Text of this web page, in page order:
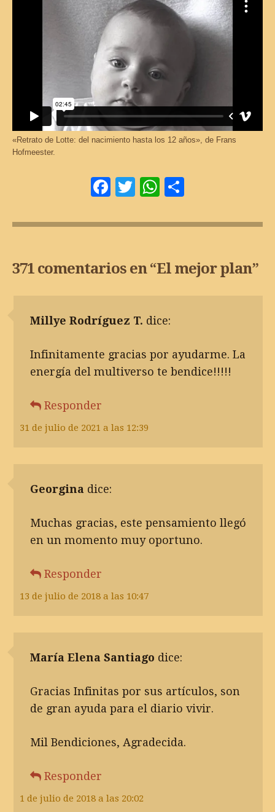
«Retrato de Lotte: del nacimiento hasta los 12 años», de Frans
Hofmeester.
Facebook
Twitter
WhatsApp
371 comentarios en “El mejor plan”
Millye Rodríguez T. dice:
31 de julio de 2021 a las 12:39
Infinitamente gracias por ayudarme. La
energía del multiverso te bendice!!!!!
Responder
Georgina dice:
13 de julio de 2018 a las 10:47
Muchas gracias, este pensamiento llegó
en un momento muy oportuno.
Responder
María Elena Santiago dice:
1 de julio de 2018 a las 20:02
Gracias Infinitas por sus artículos, son
de gran ayuda para el diario vivir.
Mil Bendiciones, Agradecida.
Responder